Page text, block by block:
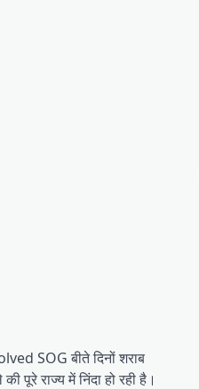
SOG बीते दिनों शराब
राज्य में निंदा हो रही है।